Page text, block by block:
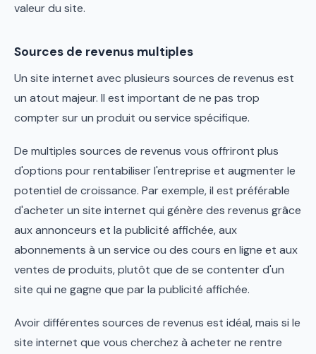
valeur du site.
Sources de revenus multiples
Un site internet avec plusieurs sources de revenus est
un atout majeur. Il est important de ne pas trop
compter sur un produit ou service spécifique.
De multiples sources de revenus vous offriront plus
d'options pour rentabiliser l'entreprise et augmenter le
potentiel de croissance. Par exemple, il est préférable
d'acheter un site internet qui génère des revenus grâce
aux annonceurs et la publicité affichée, aux
abonnements à un service ou des cours en ligne et aux
ventes de produits, plutôt que de se contenter d'un
site qui ne gagne que par la publicité affichée.
Avoir différentes sources de revenus est idéal, mais si le
site internet que vous cherchez à acheter ne rentre